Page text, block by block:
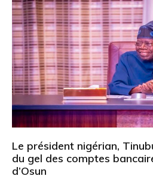
Le président nigérian,
du gel des comptes
d’Osun